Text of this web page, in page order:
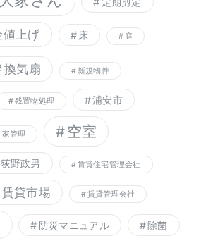
値上げ 床 庭
換気扇 新規物件
残置物処理 浦安市
家管理 空室
荻野政男 賃貸住宅管理会社
賃貸市場 賃貸管理会社
防災マニュアル 除菌